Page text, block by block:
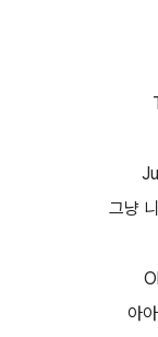
그냥
아